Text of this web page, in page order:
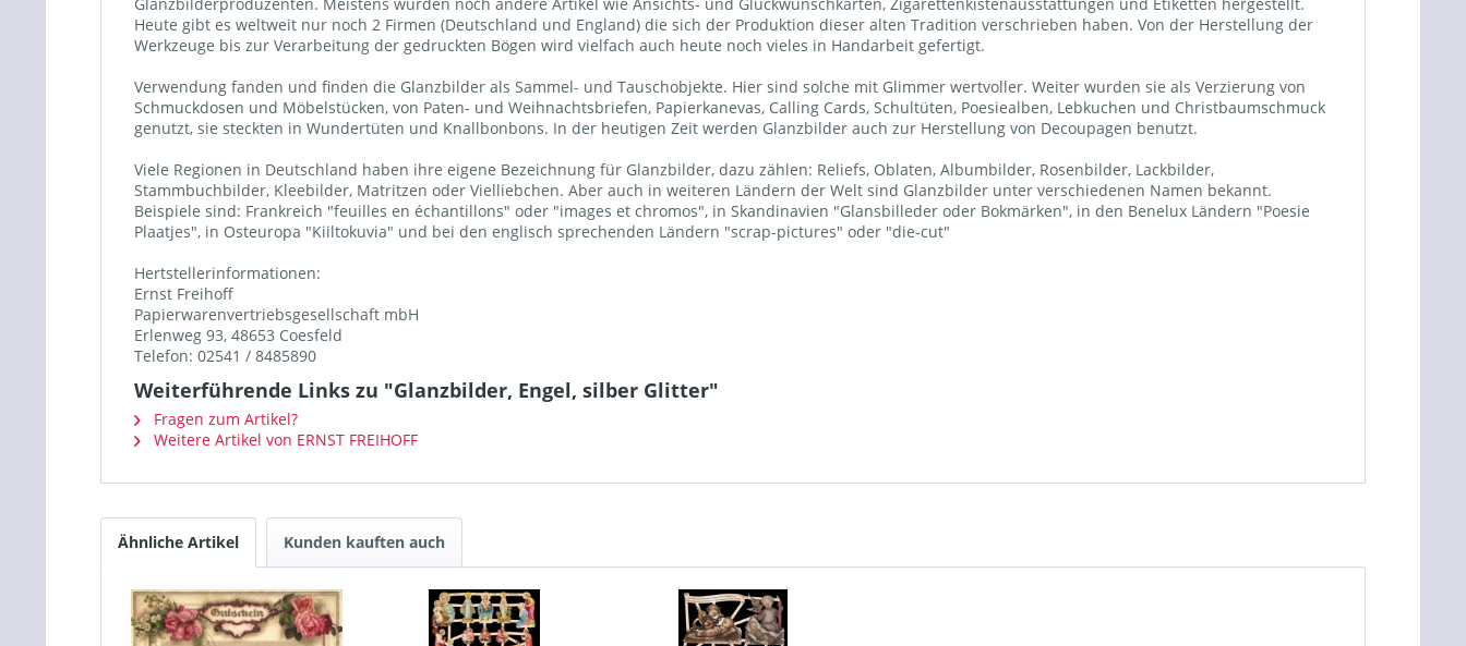
Heute gibt es weltweit nur noch 2 Firmen (Deutschland und England) die sich der Produktion dieser alten Tradition verschrieben haben. Von der Herstellung der
Werkzeuge bis zur Verarbeitung der gedruckten Bögen wird vielfach auch heute noch vieles in Handarbeit gefertigt.
Verwendung fanden und finden die Glanzbilder als Sammel- und Tauschobjekte. Hier sind solche mit Glimmer wertvoller. Weiter wurden sie als Verzierung von
Schmuckdosen und Möbelstücken, von Paten- und Weihnachtsbriefen, Papierkanevas, Calling Cards, Schultüten, Poesiealben, Lebkuchen und Christbaumschmuck
genutzt, sie steckten in Wundertüten und Knallbonbons. In der heutigen Zeit werden Glanzbilder auch zur Herstellung von Decoupagen benutzt.
Viele Regionen in Deutschland haben ihre eigene Bezeichnung für Glanzbilder, dazu zählen: Reliefs, Oblaten, Albumbilder, Rosenbilder, Lackbilder,
Stammbuchbilder, Kleebilder, Matritzen oder Vielliebchen. Aber auch in weiteren Ländern der Welt sind Glanzbilder unter verschiedenen Namen bekannt.
Beispiele sind: Frankreich "feuilles en échantillons" oder "images et chromos", in Skandinavien "Glansbilleder oder Bokmärken", in den Benelux Ländern "Poesie
Plaatjes", in Osteuropa "Kiiltokuvia" und bei den englisch sprechenden Ländern "scrap-pictures" oder "die-cut"
Hertstellerinformationen:
Ernst Freihoff
Papierwarenvertriebsgesellschaft mbH
Erlenweg 93, 48653 Coesfeld
Telefon: 02541 / 8485890
Weiterführende Links zu "Glanzbilder, Engel, silber Glitter"
Fragen zum Artikel?
Weitere Artikel von ERNST FREIHOFF
Ähnliche Artikel Kunden kauften auch